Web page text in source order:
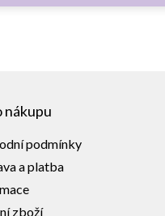
nákupu
podmínky
a platba
zboží